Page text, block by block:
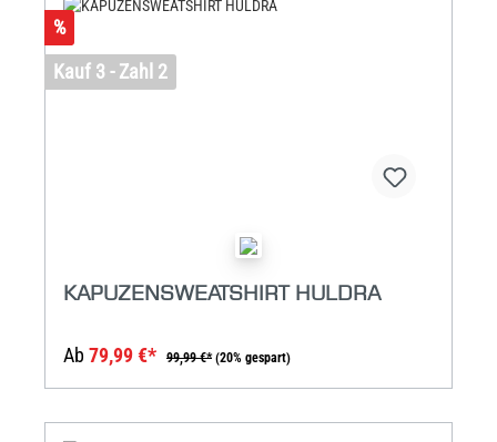
%
Kauf 3 - Zahl 2
KAPUZENSWEATSHIRT HULDRA
Ab 79,99 €* 99,99 €* (20% gespart)